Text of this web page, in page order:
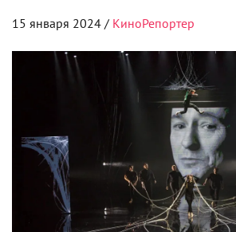
15 января 2024 / КиноРепортер